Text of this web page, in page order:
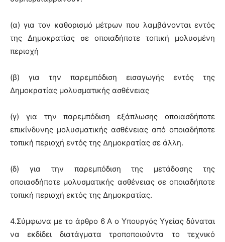
(α) για τον καθορισμό μέτρων που λαμβάνονται εντός
της Δημοκρατίας σε οποιαδήποτε τοπική μολυσμένη
περιοχή
(β) για την παρεμπόδιση εισαγωγής εντός της
Δημοκρατίας μολυσματικής ασθένειας
(γ) για την παρεμπόδιση εξάπλωσης οποιασδήποτε
επικίνδυνης μολυσματικής ασθένειας από οποιαδήποτε
τοπική περιοχή εντός της Δημοκρατίας σε άλλη.
(δ) για την παρεμπόδιση της μετάδοσης της
οποιασδήποτε μολυσματικής ασθένειας σε οποιαδήποτε
τοπική περιοχή εκτός της Δημοκρατίας.
4.Σύμφωνα με το άρθρο 6 Α ο Υπουργός Υγείας δύναται
να εκδίδει διατάγματα τροποποιούντα το τεχνικό